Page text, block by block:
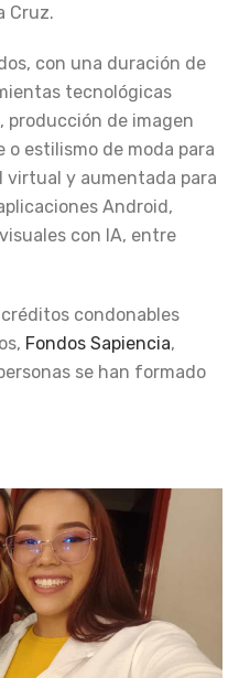
Cruz.
con una duración de
tecnológicas
producción de imagen
estilismo de moda para
y aumentada para
Android,
con IA, entre
condonables
Fondos Sapiencia,
se han formado